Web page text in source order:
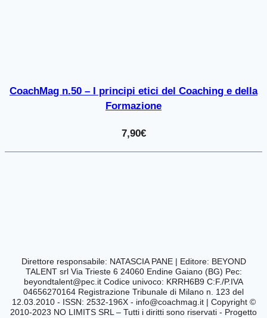
CoachMag n.50 – I principi etici del Coaching e della
Formazione
7,90€
Direttore responsabile: NATASCIA PANE | Editore: BEYOND
TALENT srl Via Trieste 6 24060 Endine Gaiano (BG) Pec:
beyondtalent@pec.it Codice univoco: KRRH6B9 C:F./P.IVA
04656270164 Registrazione Tribunale di Milano n. 123 del
12.03.2010 - ISSN: 2532-196X - info@coachmag.it| Copyright ©
2010-2023 NO LIMITS SRL – Tutti i diritti sono riservati - Progetto